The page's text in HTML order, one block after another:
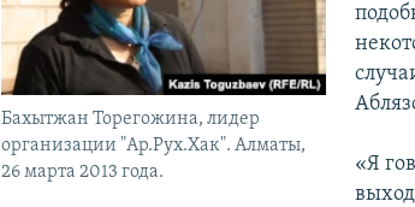
Бахытжан Торегожина, лидер
организации "Ар.Рух.Хак". Алматы,
26 марта 2013 года.
«Я